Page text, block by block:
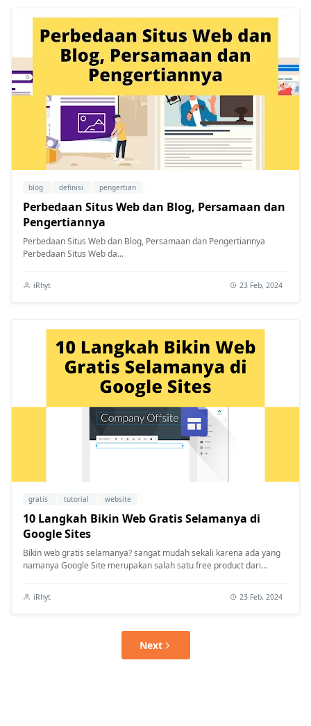
blog definisi pengertian
Perbedaan Situs Web dan Blog, Persamaan dan
Pengertiannya
Perbedaan Situs Web dan Blog, Persamaan dan Pengertiannya
Perbedaan Situs Web da...
iRhyt 23 Feb, 2024
gratis tutorial website
10 Langkah Bikin Web Gratis Selamanya di
Google Sites
Bikin web gratis selamanya? sangat mudah sekali karena ada yang
namanya Google Site merupakan salah satu free product dari
iRhyt 23 Feb, 2024
Next